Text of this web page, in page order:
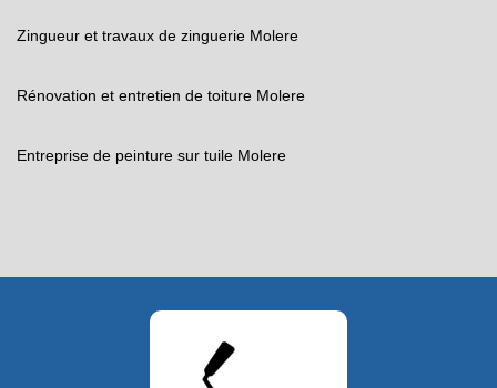
Zingueur et travaux de zinguerie Molere
Rénovation et entretien de toiture Molere
Entreprise de peinture sur tuile Molere